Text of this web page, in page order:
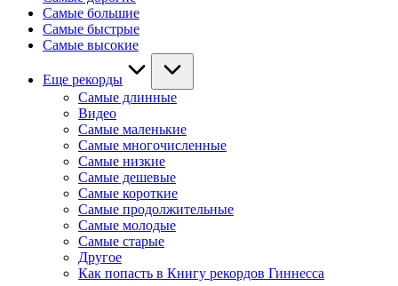
Самые большие
Самые быстрые
Самые высокие
Еще рекорды
Самые длинные
Видео
Самые маленькие
Самые многочисленные
Самые низкие
Самые дешевые
Самые короткие
Самые продолжительные
Самые молодые
Самые старые
Другое
Как попасть в Книгу рекордов Гиннесса